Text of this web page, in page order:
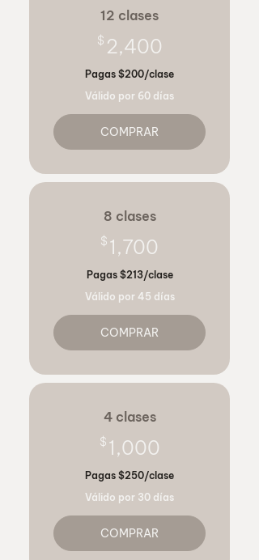
12 clases
$ 2,400
Pagas $200/clase
Válido por 60 días
COMPRAR
8 clases
$ 1,700
Pagas $213/clase
Válido por 45 días
COMPRAR
4 clases
$ 1,000
Pagas $250/clase
Válido por 30 días
COMPRAR